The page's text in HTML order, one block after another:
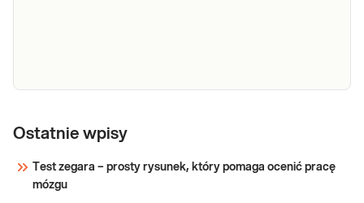
wspomagany
analizą danych
przydatny w diagnostyce niepłodności
Ostatnie wpisy
Test zegara – prosty rysunek, który pomaga ocenić pracę
mózgu